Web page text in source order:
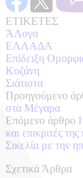
ΕΤΙΚΕΤΕΣ
ΆΛογα
ΕΛΛΑΔΑ
Επίδειξη
Κοζάνη
Σιάτιστα
Προηγούμενο
στα Μέγαρα
Επόμενο άρθρο
και επικριτές
Σικελία με την
Σχετικά Άρθρα